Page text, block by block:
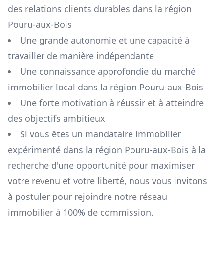
des relations clients durables dans la région
Pouru-aux-Bois
Une grande autonomie et une capacité à
travailler de manière indépendante
Une connaissance approfondie du marché
immobilier local dans la région Pouru-aux-Bois
Une forte motivation à réussir et à atteindre
des objectifs ambitieux
Si vous êtes un mandataire immobilier
expérimenté dans la région Pouru-aux-Bois à la
recherche d'une opportunité pour maximiser
votre revenu et votre liberté, nous vous invitons
à postuler pour rejoindre notre réseau
immobilier à 100% de commission.